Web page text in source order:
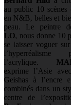
au public 10 scènes
en N&B, belles et
peau. Le peintre
LO, nous donne 10
se laisser voguer
l’acrylique.
exprime l’Asie
Geishas à l’encre
combinés dans un
centre de